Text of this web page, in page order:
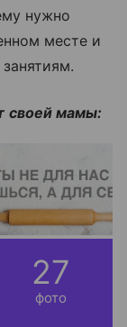
нужно
месте и
своей мамы:
27
фото